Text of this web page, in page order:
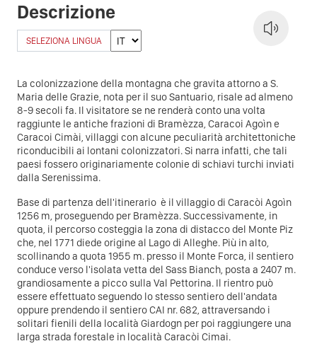
Descrizione
SELEZIONA LINGUA
La colonizzazione della montagna che gravita attorno a S.
Maria delle Grazie, nota per il suo Santuario, risale ad almeno
8-9 secoli fa. Il visitatore se ne renderà conto una volta
raggiunte le antiche frazioni di Bramèzza, Caracoi Agoìn e
Caracoi Cimài, villaggi con alcune peculiarità architettoniche
riconducibili ai lontani colonizzatori. Si narra infatti, che tali
paesi fossero originariamente colonie di schiavi turchi inviati
dalla Serenissima.
Base di partenza dell'itinerario è il villaggio di Caracòi Agoìn
1256 m, proseguendo per Bramèzza. Successivamente, in
quota, il percorso costeggia la zona di distacco del Monte Piz
che, nel 1771 diede origine al Lago di Alleghe. Più in alto,
scollinando a quota 1955 m. presso il Monte Forca, il sentiero
conduce verso l'isolata vetta del Sass Bianch, posta a 2407 m.
grandiosamente a picco sulla Val Pettorina. Il rientro può
essere effettuato seguendo lo stesso sentiero dell'andata
oppure prendendo il sentiero CAI nr. 682, attraversando i
solitari fienili della località Giardogn per poi raggiungere una
larga strada forestale in località Caracòi Cimai.